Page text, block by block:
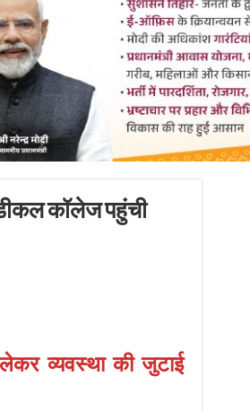
कॉलेज पहुंची
व्यवस्था की जुटाई